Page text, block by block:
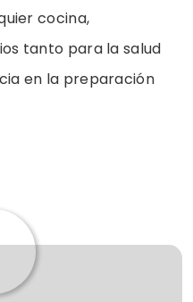
cocina,
tanto para la salud
en la preparación